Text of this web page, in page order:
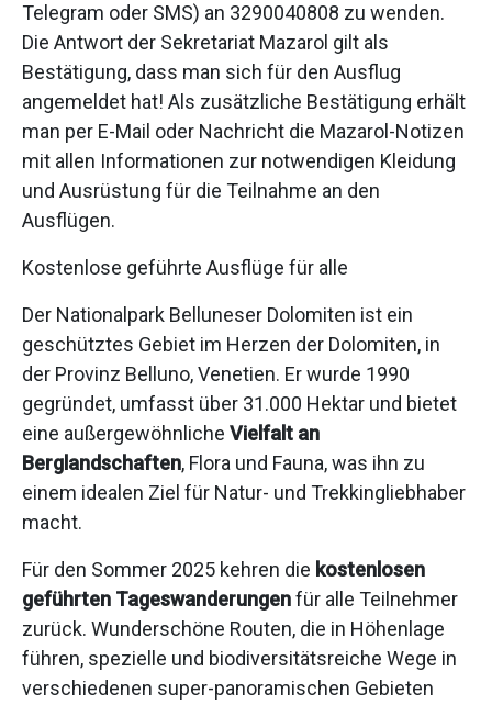
Telegram oder SMS) an 3290040808 zu wenden.
Die Antwort der Sekretariat Mazarol gilt als
Bestätigung, dass man sich für den Ausflug
angemeldet hat! Als zusätzliche Bestätigung erhält
man per E-Mail oder Nachricht die Mazarol-Notizen
mit allen Informationen zur notwendigen Kleidung
und Ausrüstung für die Teilnahme an den
Ausflügen.
Kostenlose geführte Ausflüge für alle
Der Nationalpark Belluneser Dolomiten ist ein
geschütztes Gebiet im Herzen der Dolomiten, in
der Provinz Belluno, Venetien. Er wurde 1990
gegründet, umfasst über 31.000 Hektar und bietet
eine außergewöhnliche Vielfalt an
Berglandschaften, Flora und Fauna, was ihn zu
einem idealen Ziel für Natur- und Trekkingliebhaber
macht.
Für den Sommer 2025 kehren die kostenlosen
geführten Tageswanderungenfür alle Teilnehmer
zurück. Wunderschöne Routen, die in Höhenlage
führen, spezielle und biodiversitätsreiche Wege in
verschiedenen super-panoramischen Gebieten